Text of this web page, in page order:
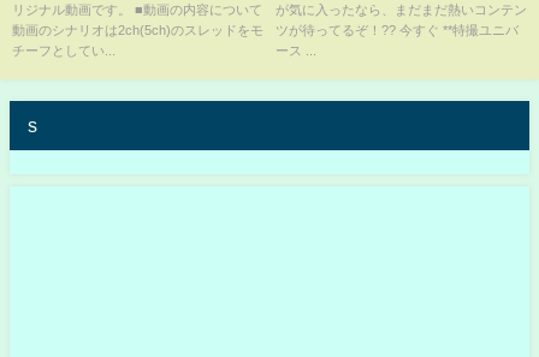
リジナル動画です。 ■動画の内容について
動画のシナリオは2ch(5ch)のスレッドをモ
チーフとしてい...
が気に入ったなら、まだまだ熱いコンテン
ツが待ってるぞ！?? 今すぐ **特撮ユニバ
ース ...
s